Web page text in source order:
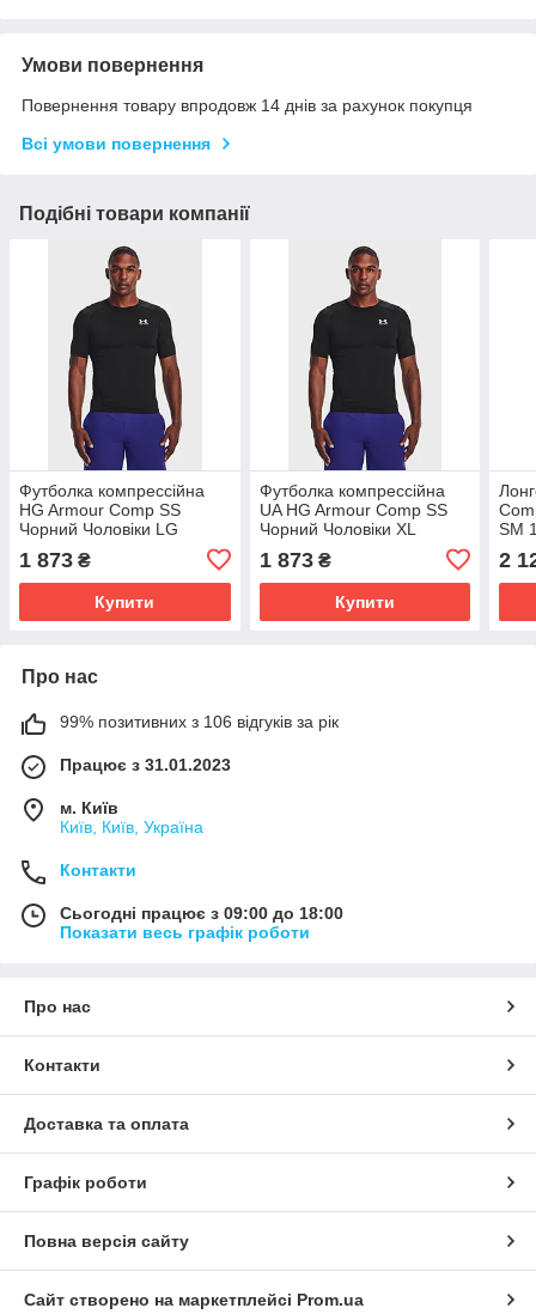
Умови повернення
Повернення товару впродовж 14 днів за рахунок покупця
Всі умови повернення
Подібні товари компанії
Футболка компрессійна
HG Armour Comp SS
Чорний Чоловіки LG
1 873 ₴
Купити
Футболка компрессійна
UA HG Armour Comp SS
Чорний Чоловіки XL
1 873₴
Купити
SM
2
Про нас
99% позитивних з 106 відгуків за рік
Працює з 31.01.2023
м. Київ
Київ, Київ, Україна
Контакти
Сьогодні працює з 09:00 до 18:00
Показати весь графік роботи
Про нас
Контакти
Доставка та оплата
Графік роботи
Повна версія сайту
Сайт створено на маркетплейсі Prom.ua